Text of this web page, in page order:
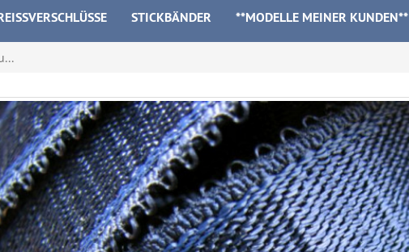
STICKBÄNDER **MODELLE MEINER KUNDEN**